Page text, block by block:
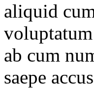
aliquid
ab cum
saepe